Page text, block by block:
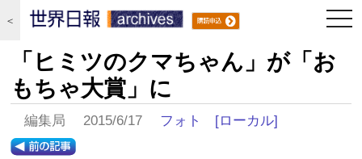
＜
「ヒミツのクマちゃん」が「お
もちゃ大賞」に
編集局 2015/6/17 フォト [ローカル]